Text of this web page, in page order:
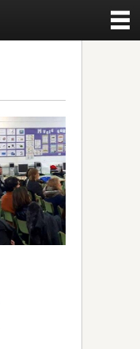
Esports
Noticies
Qui Som